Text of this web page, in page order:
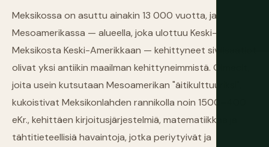
Meksikossa on asuttu ainakin 13 000 vuotta, ja
Mesoamerikassa — alueella, joka ulottuu Keski-
Meksikosta Keski-Amerikkaan — kehittyneet sivilisaatiot
olivat yksi antiikin maailman kehittyneimmistä. Olmecit,
joita usein kutsutaan Mesoamerikan "äitikulttuuriksi",
kukoistivat Meksikonlahden rannikolla noin 1500–400
eKr., kehittäen kirjoitusjärjestelmiä, matematiikkaa ja
tähtitieteellisiä havaintoja, jotka periytyivät ja